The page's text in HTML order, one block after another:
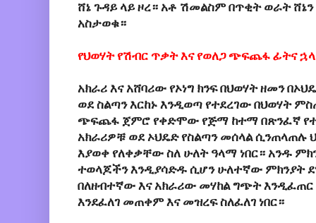
ሸኔ ጉዳይ ላይ ዞረ። አቶ ሽመልስም በጥቂት ወራት
አስታወቁ።
የህወሃት የሽብር ጥቃት እና የወለጋ ጭፍጨፋ ፊትና
አክራሪ እና አሸባሪው የኦነግ ክንፍ በህወሃት ዘመን
ወደ ስልጣን እርከኑ እንዲወጣ የተደረገው በህወሃት
ጭፍጨፋ ጀምሮ የቀድሞው የጅማ ከተማ በጽንፈኛ
አክራሪዎቹ ወደ ኦህዴድ የስልጣን መሰላል ሲንጠላጠሉ
እያወቀ የለቀቃቸው ስለ ሁለት ዓላማ ነበር። አንዱ
ተወላጆችን እንዲያሳድዱ ሲሆን ሁለተኛው ምክንያት
በለዘብተኛው እና አክራሪው መሃከል ግጭት እንዲፈጠር
እንደፈለገ መጠቀም እና መዝረፍ ስለፈለገ ነበር።